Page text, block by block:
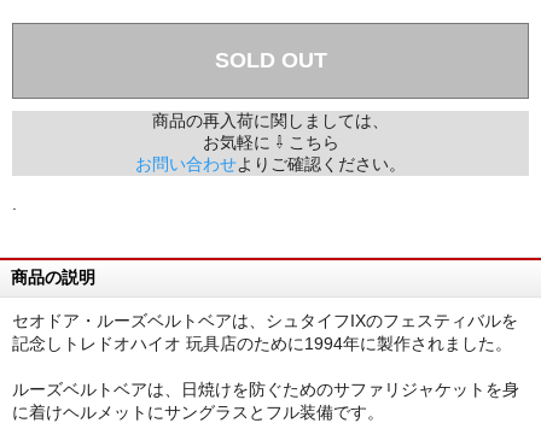
SOLD OUT
商品の再入荷に関しましては、
お気軽に ⇩ こちら
お問い合わせよりご確認ください。
商品の説明
セオドア・ルーズベルトベアは、シュタイフIXのフェスティバルを
記念しトレドオハイオ 玩具店のために1994年に製作されました。
ルーズベルトベアは、日焼けを防ぐためのサファリジャケットを身
に着けヘルメットにサングラスとフル装備です。